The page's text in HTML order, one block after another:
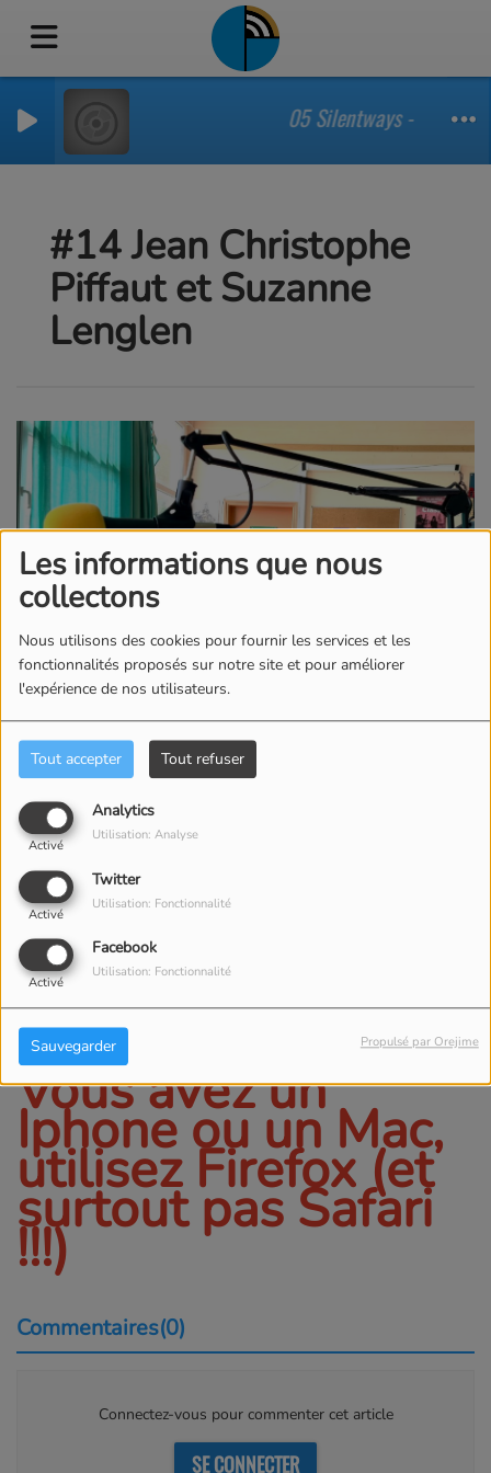
Les informations que nous
collectons
Nous utilisons des cookies pour fournir les services et les
fonctionnalités proposés sur notre site et pour améliorer
l'expérience de nos utilisateurs.
Tout accepter Tout refuser
Analytics
Activé
Utilisation: Analyse
Twitter
Activé
Utilisation: Fonctionnalité
Facebook
Activé
Utilisation: Fonctionnalité
Sauvegarder Propulsé par Orejime
05 Silentways - A Red
#14 Jean Christophe
Piffaut et Suzanne
Lenglen
15 JUIN 2023 - 2381 VUES
ÉCOUTER LE PODCAST
Pour écouter ou
télécharger
l'émission, cliquez
ci dessus sur
Télécharger le
podcast
Vous avez un
Iphone ou un Mac,
utilisez Firefox (et
surtout pas Safari
!!!)
Commentaires(0)
Connectez-vous pour commenter cet article
SE CONNECTER